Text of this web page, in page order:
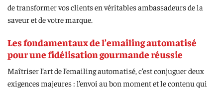
de transformer vos clients en véritables ambassadeurs de la
saveur et de votre marque.
Les fondamentaux de l’emailing automatisé
pour une fidélisation gourmande réussie
Maîtriser l’art de l’emailing automatisé, c’est conjuguer deux
exigences majeures : l’envoi au bon moment et le contenu qui